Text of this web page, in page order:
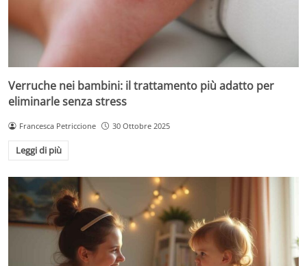
Verruche nei bambini: il trattamento più adatto per
eliminarle senza stress
Francesca Petriccione 30 Ottobre 2025
Leggi di più